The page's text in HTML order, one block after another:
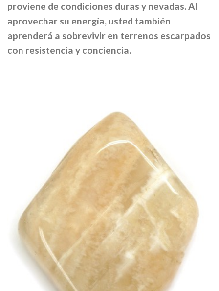
proviene de condiciones duras y nevadas. Al
aprovechar su energía, usted también
aprenderá a sobrevivir en terrenos escarpados
con resistencia y conciencia.